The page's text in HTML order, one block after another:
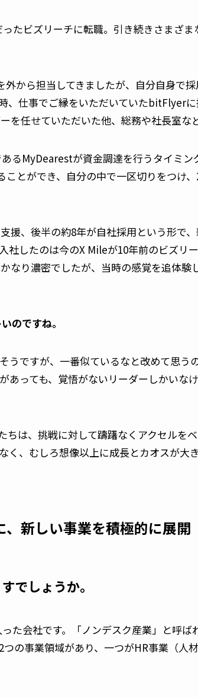
たビズリーチに転職。引き続きさまざ
から担当してきましたが、自分自身で
、仕事でご縁をいただいていたbitFlyer
任せていただいた他、総務や社長室な
るMyDearestが資金調達を行うタイミ
とができ、自分の中で一区切りをつけ
援、後半の約8年が自社採用という形で
社したのは今のX Mileが10年前のビズリ
なり濃密でしたが、当時の感覚を追体
のですね。
うですが、一番似ているなと改めて思う
あっても、覚悟がないリーダーしかいな
は、挑戦に対して躊躇なくアクセルを
、むしろ想像以上に成長とカオスが大
新しい事業を積極的に展開
でしょうか。
た会社です。「ノンデスク産業」と呼
の事業領域があり、一つがHR事業（人